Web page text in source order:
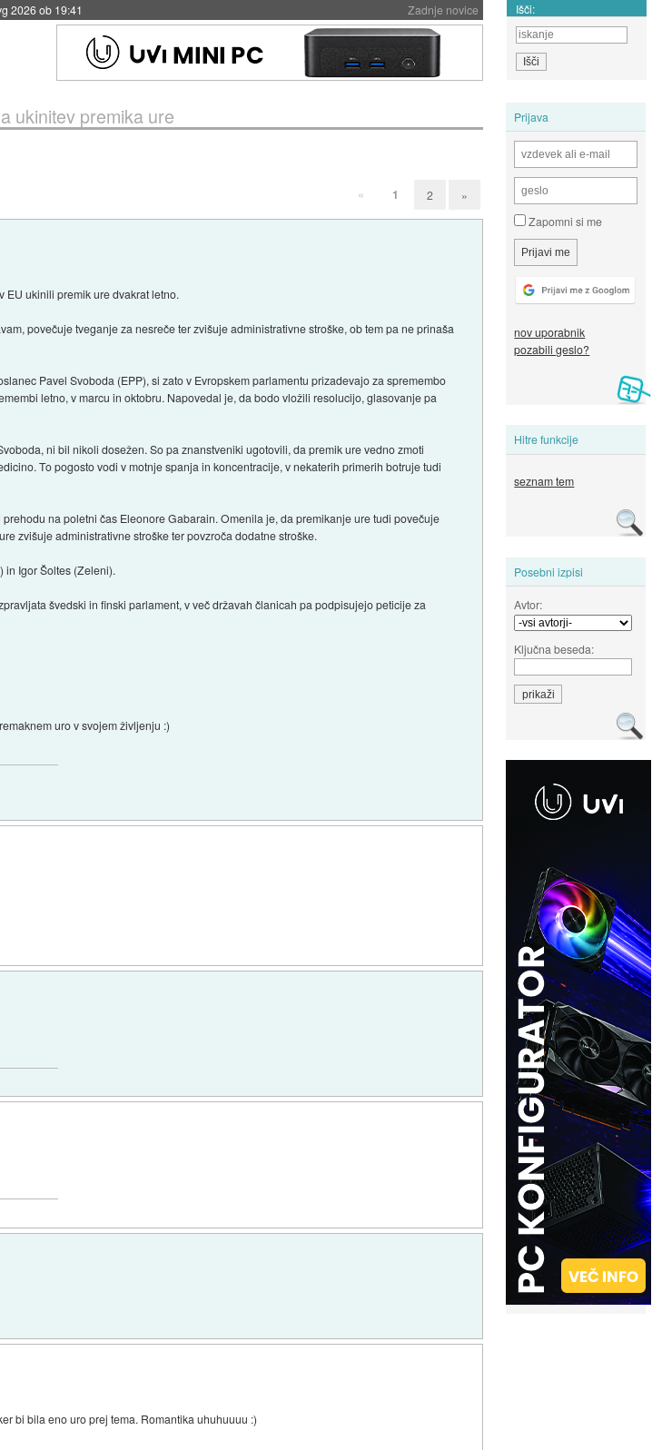
Zadnje novice
2026 ob 19:41 Išči:
Prijava
Zapomni si me
nov uporabnik
pozabili geslo?
Hitre funkcije
seznam tem
Posebni izpisi
Avtor:
Ključna beseda:
ukinitev premika ure
« 1 2 »
ukinili premik ure dvakrat letno.
povečuje tveganje za nesreče ter zvišuje administrativne stroške, ob tem pa ne prinaša
Pavel Svoboda (EPP), si zato v Evropskem parlamentu prizadevajo za spremembo
letno, v marcu in oktobru. Napovedal je, da bodo vložili resolucijo, glasovanje pa
ni bil nikoli dosežen. So pa znanstveniki ugotovili, da premik ure vedno zmoti
To pogosto vodi v motnje spanja in koncentracije, v nekaterih primerih botruje tudi
na poletni čas Eleonore Gabarain. Omenila je, da premikanje ure tudi povečuje
zvišuje administrativne stroške ter povzroča dodatne stroške.
in Igor Šoltes (Zeleni).
švedski in finski parlament, v več državah članicah pa podpisujejo peticije za
uro v svojem življenju :)
bi bila eno uro prej tema. Romantika uhuhuuuu :)